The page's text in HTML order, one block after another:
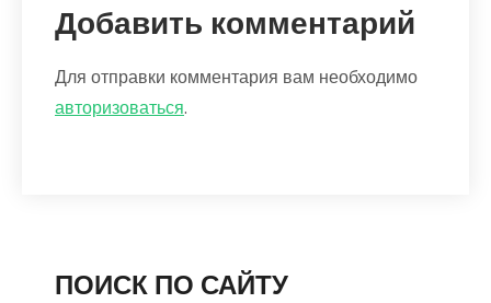
Добавить комментарий
Для отправки комментария вам необходимо
авторизоваться.
ПОИСК ПО САЙТУ